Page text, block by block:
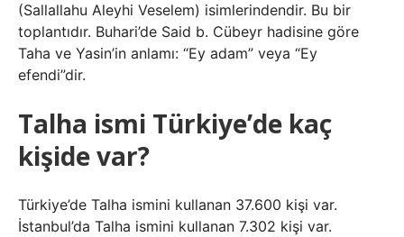
(Sallallahu Aleyhi Veselem) isimlerindendir. Bu bir
toplantıdır. Buhari’de Said b. Cübeyr hadisine göre
Taha ve Yasin’in anlamı: “Ey adam” veya “Ey
efendi”dir.
Talha ismi Türkiye’de kaç
kişide var?
Türkiye’de Talha ismini kullanan 37.600 kişi var.
İstanbul’da Talha ismini kullanan 7.302 kişi var.